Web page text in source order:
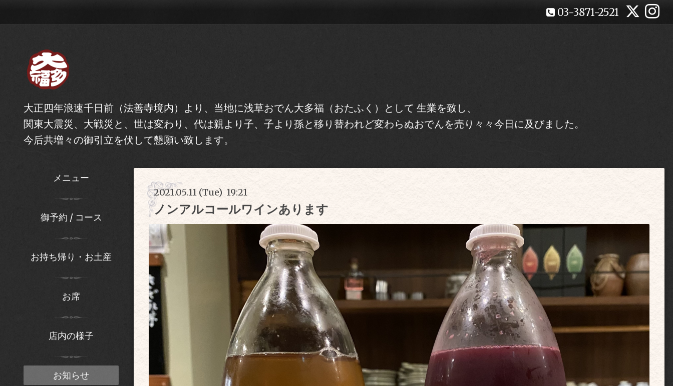
03-3871-2521
大正四年浪速千日前（法善寺境内）より、当地に浅草おでん大多福（おたふく）として 生業を致し、
関東大震災、大戦災と、世は変わり、代は親より子、子より孫と移り替われど変わらぬおでんを売り々々今日に及びました。
今后共増々の御引立を伏して懇願い致します。
2021.05.11 (Tue) 19:21
ノンアルコールワインあります
メニュー
御予約 / コース
お持ち帰り・お土産
お席
店内の様子
お知らせ